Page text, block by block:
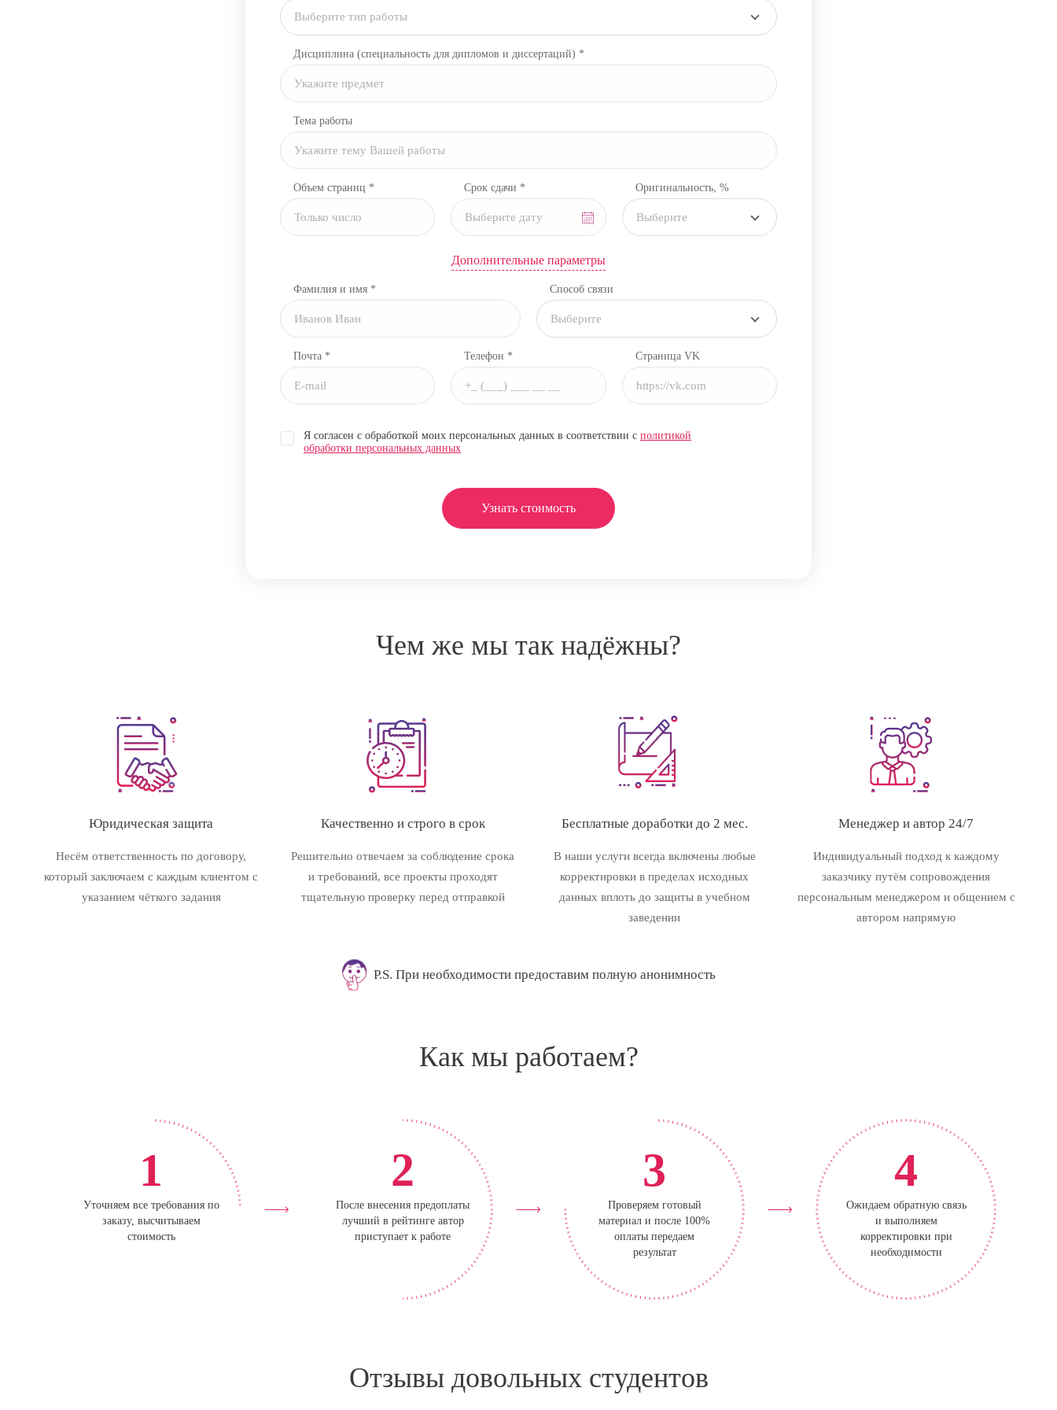
Выберите тип работы
Дисциплина (специальность для дипломов и диссертаций) *
Тема работы
Объем страниц * Срок сдачи * Оригинальность, %
Выберите
Дополнительные параметры
Фамилия и имя * Способ связи
Выберите
Почта * Телефон * Страница VK
Я согласен с обработкой моих персональных данных в соответствии с политикой
обработки персональных данных
Узнать стоимость
Чем же мы так надёжны?
Юридическая защита
Несём ответственность по договору,
который заключаем с каждым клиентом с
указанием чёткого задания
Качественно и строго в срок
Решительно отвечаем за соблюдение срока
и требований, все проекты проходят
тщательную проверку перед отправкой
Бесплатные доработки до 2 мес.
В наши услуги всегда включены любые
корректировки в пределах исходных
данных вплоть до защиты в учебном
заведении
Менеджер и автор 24/7
Индивидуальный подход к каждому
заказчику путём сопровождения
персональным менеджером и общением с
автором напрямую
P.S. При необходимости предоставим полную анонимность
Как мы работаем?
1
Уточняем все требования по
заказу, высчитываем
стоимость
2
После внесения предоплаты
лучший в рейтинге автор
приступает к работе
3
Проверяем готовый
материал и после 100%
оплаты передаем
результат
4
Ожидаем обратную связь
и выполняем
корректировки при
необходимости
Отзывы довольных студентов